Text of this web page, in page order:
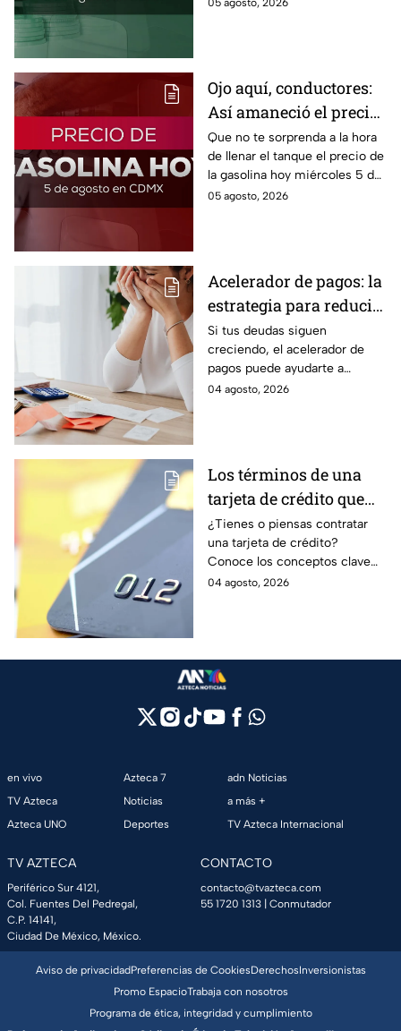
05 agosto, 2026
Ojo aquí, conductores:
Así amaneció el precio
de la gasolina HOY
Que no te sorprenda a la hora
de llenar el tanque el precio de
la gasolina hoy miércoles 5 de
agosto 2026; aquí te dejamos
05 agosto, 2026
Acelerador de pagos: la
estrategia para reducir
tus deudas más rápido
y recuperar el control
de tus finanzas
Si tus deudas siguen
creciendo, el acelerador de
pagos puede ayudarte a
ordenar tus finanzas, priorizar
04 agosto, 2026
Los términos de una
tarjeta de crédito que
debes entender para
evitar deudas
¿Tienes o piensas contratar
una tarjeta de crédito?
Conoce los conceptos clave
como CAT, fecha de corte,
04 agosto, 2026
en vivo
TV Azteca
Azteca UNO
Azteca 7
Noticias
Deportes
adn Noticias
a más +
TV Azteca Internacional
TV AZTECA
Periférico Sur 4121,
Col. Fuentes Del Pedregal,
C.P. 14141,
Ciudad De México, México.
CONTACTO
contacto@tvazteca.com
55 1720 1313 | Conmutador
Aviso de privacidadPreferencias de CookiesDerechosInversionistas
Promo EspacioTrabaja con nosotros
Programa de ética, integridad y cumplimiento